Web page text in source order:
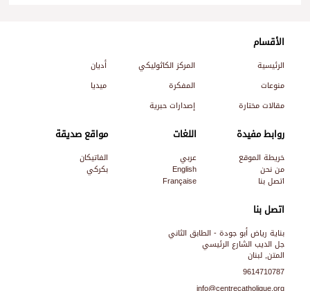
اتصل بنا
بناية رياض أبو جودة - الطابق الثاني
جل الديب الشارع الرئيسي
المتن, لبنان
9614710787
الأقسام
الرئيسية المركز الكاثوليكي
أديان
منوعات
المفكرة
ميديا
مقالات مختارة
إصدارات حبرية
روابط مفيدة
خريطة الموقع
من نحن
اتصل بنا
اللغات
عربي
English
Française
مواقع صديقة
الفاتيكان
بكركي